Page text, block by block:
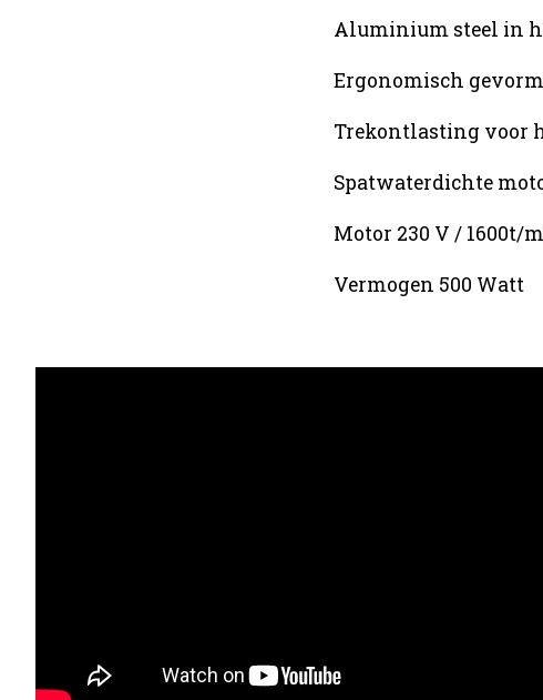
Aluminium steel in
Ergonomisch
Trekontlasting voor
Spatwaterdichte
Motor 230 V / 1600t/
Vermogen 500 Watt